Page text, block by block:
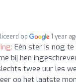
op 1 year
Eén ster is nog
bij hen
twee uur les
op het laatste